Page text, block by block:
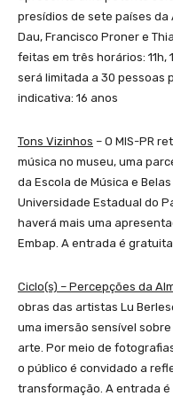
presídios de sete países
Dau, Francisco Proner e
feitas em três horários: 11h,
será limitada a 30 pessoas
indicativa: 16 anos
Tons Vizinhos – O MIS-PR
música no museu, uma
da Escola de Música e
Universidade Estadual do
haverá mais uma
Embap. A entrada é
Ciclo(s) – Percepções da
obras das artistas Lu
uma imersão sensível
arte. Por meio de
o público é convidado a
transformação. A entrada